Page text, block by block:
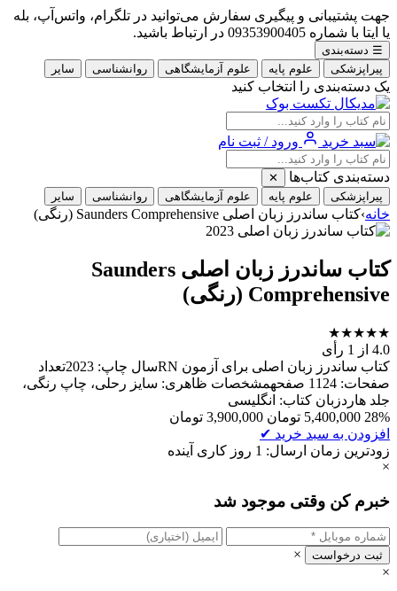
جهت پشتیبانی و پیگیری سفارش می‌توانید در تلگرام، واتس‌آپ، بله
یا ایتا با شماره 09353900405 در ارتباط باشید.
☰ دسته‌بندی
پیراپزشکی
علوم پایه علوم آزمایشگاهی روانشناسی سایر
یک دسته‌بندی را انتخاب کنید
ورود / ثبت نام
دسته‌بندی کتاب‌ها
✕
پیراپزشکی
علوم پایه علوم آزمایشگاهی روانشناسی سایر
خانه›کتاب ساندرز زبان اصلی Saunders Comprehensive (رنگی)
کتاب ساندرز زبان اصلی Saunders
Comprehensive (رنگی)
★
★
★
★
★
4.0 از 1 رأی
کتاب ساندرز زبان اصلی برای آزمون RNسال چاپ: 2023تعداد
صفحات: 1124 صفحهمشخصات ظاهری: سایز رحلی، چاپ رنگی،
جلد هاردزبان کتاب: انگلیسی
28%
5,400,000 تومان 3,900,000 تومان
افزودن به سبد خرید ✔
زودترین زمان ارسال: 1 روز کاری آینده
×
خبرم کن وقتی موجود شد
ثبت درخواست
×
×